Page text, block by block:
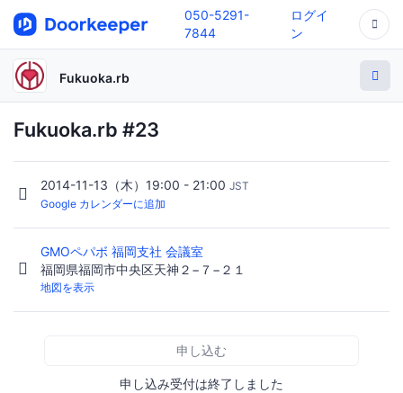
050-5291-
7844
ログイ
ン
Fukuoka.rb
Fukuoka.rb #23
2014-11-13（木）19:00 - 21:00 JST
Google カレンダーに追加
GMOペパボ 福岡支社 会議室
福岡県福岡市中央区天神２−７−２１
地図を表示
申し込む
申し込み受付は終了しました